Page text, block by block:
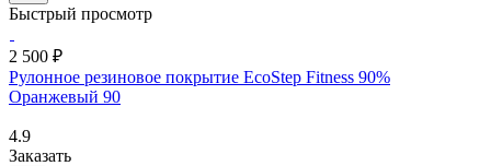
Быстрый просмотр
2 500 ₽
Рулонное резиновое покрытие EcoStep Fitness 90%
Оранжевый 90
4.9
Заказать